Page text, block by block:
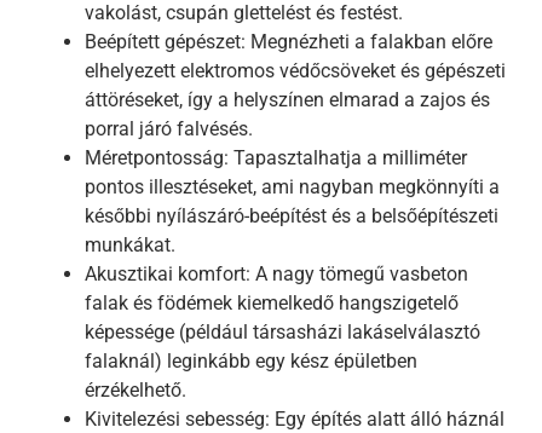
vakolást, csupán glettelést és festést.
Beépített gépészet: Megnézheti a falakban előre
elhelyezett elektromos védőcsöveket és gépészeti
áttöréseket, így a helyszínen elmarad a zajos és
porral járó falvésés.
Méretpontosság: Tapasztalhatja a milliméter
pontos illesztéseket, ami nagyban megkönnyíti a
későbbi nyílászáró-beépítést és a belsőépítészeti
munkákat.
Akusztikai komfort: A nagy tömegű vasbeton
falak és födémek kiemelkedő hangszigetelő
képessége (például társasházi lakáselválasztó
falaknál) leginkább egy kész épületben
érzékelhető.
Kivitelezési sebesség: Egy építés alatt álló háznál